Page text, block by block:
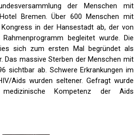
der Menschen mit
Bremen. Über 600 Menschen mit
in der Hansestadt ab, der von
begleitet wurde. Die
sich zum ersten Mal begründet als
Das massive Sterben der Menschen mit
sichtbar ab. Schwere Erkrankungen im
Aids wurden seltener. Gefragt wurde
Kompetenz der Aids